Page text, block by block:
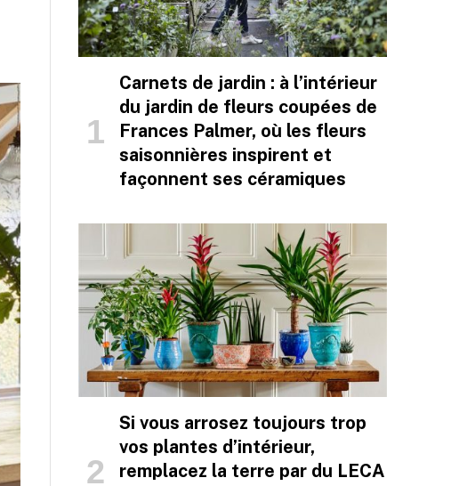
Carnets de jardin : à l’intérieur
du jardin de fleurs coupées de
Frances Palmer, où les fleurs
saisonnières inspirent et
façonnent ses céramiques
Si vous arrosez toujours trop
vos plantes d’intérieur,
remplacez la terre par du LECA